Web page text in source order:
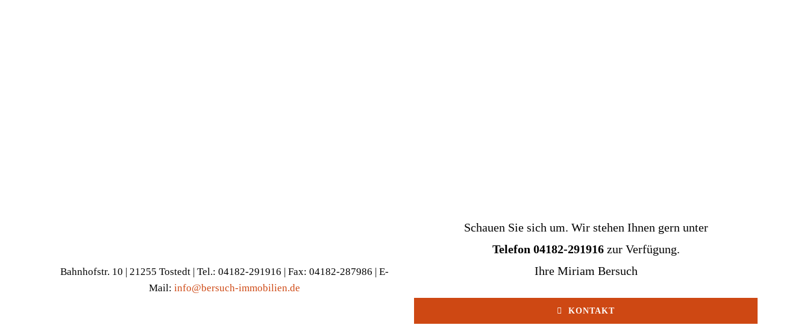
Bahnhofstr. 10 | 21255 Tostedt | Tel.: 04182-291916 | Fax: 04182-287986 | E-
Mail: info@bersuch-immobilien.de
Schauen Sie sich um. Wir stehen Ihnen gern unter
Telefon 04182-291916zur Verfügung.
Ihre Miriam Bersuch
KONTAKT